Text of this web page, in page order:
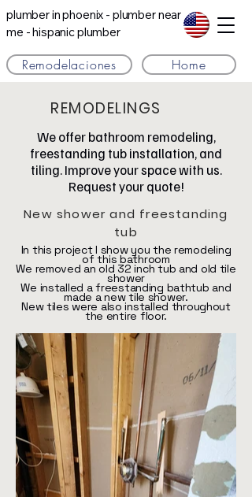
plumber in phoenix - plumber near
me - hispanic plumber
Home
Remodelaciones
REMODELINGS
We offer bathroom remodeling,
freestanding tub installation, and
tiling. Improve your space with us.
Request your quote!
New shower and freestanding
tub
In this project I show you the remodeling
of this bathroom
We removed an old 32 inch tub and old tile
shower
We installed a freestanding bathtub and
made a new tile shower.
New tiles were also installed throughout
the entire floor.